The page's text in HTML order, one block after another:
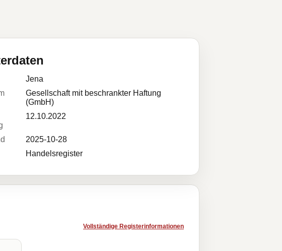
Jena
Gesellschaft mit beschrankter Haftung
(GmbH)
12.10.2022
2025-10-28
Handelsregister
Vollständige Registerinformationen